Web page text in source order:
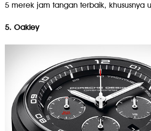
5 merek jam tangan terbaik, khususnya
5. Oakley